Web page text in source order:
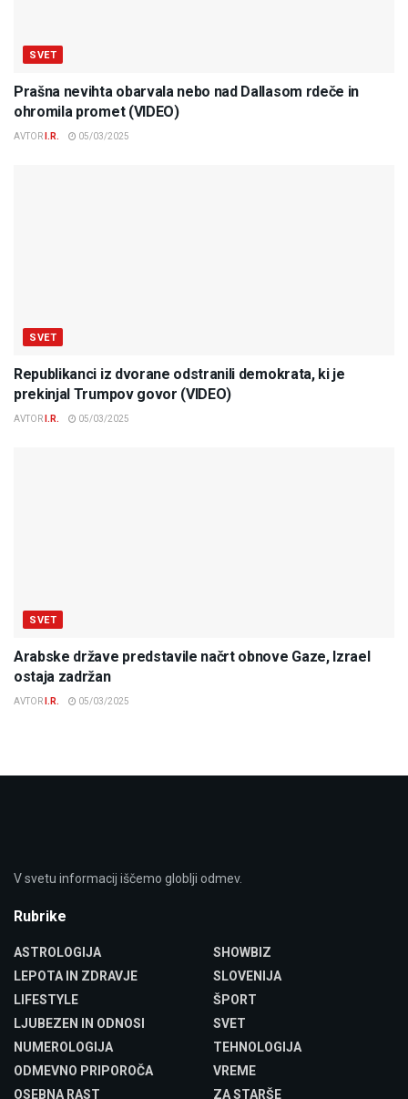
SVET
Prašna nevihta obarvala nebo nad Dallasom rdeče in
ohromila promet (VIDEO)
AVTOR I.R. 05/03/2025
SVET
Republikanci iz dvorane odstranili demokrata, ki je
prekinjal Trumpov govor (VIDEO)
AVTOR I.R. 05/03/2025
SVET
Arabske države predstavile načrt obnove Gaze, Izrael
ostaja zadržan
AVTOR I.R. 05/03/2025
V svetu informacij iščemo globlji odmev.
Rubrike
ASTROLOGIJA
LEPOTA IN ZDRAVJE
LIFESTYLE
LJUBEZEN IN ODNOSI
NUMEROLOGIJA
ODMEVNO PRIPOROČA
OSEBNA RAST
SHOWBIZ
SLOVENIJA
ŠPORT
SVET
TEHNOLOGIJA
VREME
ZA STARŠE